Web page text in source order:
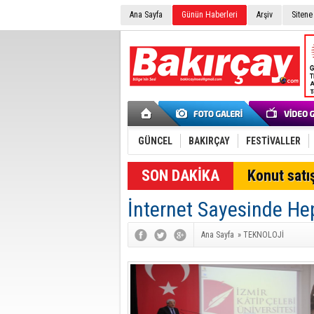
Ana Sayfa Günün Haberleri Arşiv
GÜNCEL BAKIRÇAY FESTİVALLER
SON DAKİKA Konut
İnternet Sayesinde
Ana Sayfa » TEKNOLOJİ